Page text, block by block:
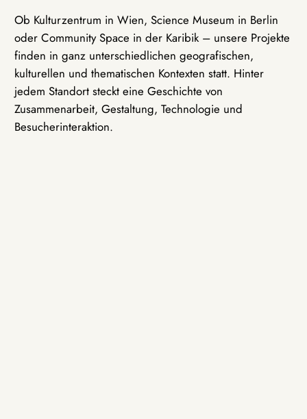
Ob Kulturzentrum in Wien, Science Museum in Berlin
oder Community Space in der Karibik – unsere Projekte
finden in ganz unterschiedlichen geografischen,
kulturellen und thematischen Kontexten statt. Hinter
jedem Standort steckt eine Geschichte von
Zusammenarbeit, Gestaltung, Technologie und
Besucherinteraktion.